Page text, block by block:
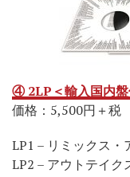
④ 2LP＜輸入国内
価格：5,500円＋税
LP1 – リミックス・
LP2 – アウトテイク